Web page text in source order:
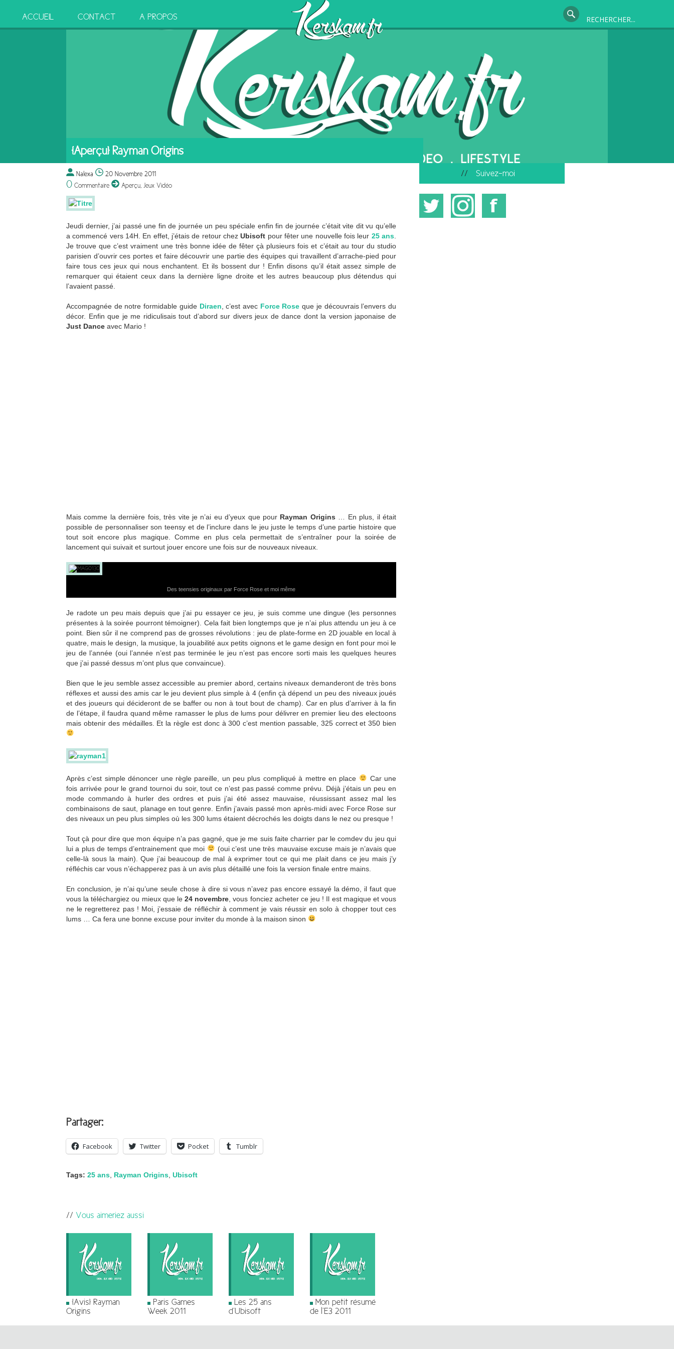
ACCUEIL CONTACT A PROPOS
[Aperçu] Rayman Origins
Nalexa 20 Novembre 2011
0 Commentaire Aperçu Jeux Vidéo
Jeudi dernier, j’ai passé une fin de journée un peu spéciale enfin fin de journée c’était vite dit vu qu’elle
a commencé vers 14H. En effet, j’étais de retour chezUbisoft pour fêter une nouvelle fois leur 25 ans
Je trouve que c’est vraiment une très bonne idée de fêter çà plusieurs fois et c’était au tour du studio
parisien d’ouvrir ces portes et faire découvrir une partie des équipes qui travaillent d’arrache-pied pour
faire tous ces jeux qui nous enchantent. Et ils bossent dur ! Enfin disons qu’il était assez simple de
remarquer qui étaient ceux dans la dernière ligne droite et les autres beaucoup plus détendus qui
l’avaient passé.
Accompagnée de notre formidable guide Diraen , c’est avec Force Rose que je découvrais l’envers du
décor. Enfin que je me ridiculisais tout d’abord sur divers jeux de dance dont la version japonaise de
Just Dance avec Mario !
Mais comme la dernière fois, très vite je n’ai eu d’yeux que pour Rayman Origins … En plus, il était
possible de personnaliser son teensy et de l’inclure dans le jeu juste le temps d’une partie histoire que
tout soit encore plus magique. Comme en plus cela permettait de s’entraîner pour la soirée de
lancement qui suivait et surtout jouer encore une fois sur de nouveaux niveaux.
Des teensies originaux par Force Rose et moi même
Je radote un peu mais depuis que j’ai pu essayer ce jeu, je suis comme une dingue (les personnes
présentes à la soirée pourront témoigner). Cela fait bien longtemps que je n’ai plus attendu un jeu à ce
point. Bien sûr il ne comprend pas de grosses révolutions : jeu de plate-forme en 2D jouable en local à
quatre, mais le design, la musique, la jouabilité aux petits oignons et le game design en font pour moi le
jeu de l’année (oui l’année n’est pas terminée le jeu n’est pas encore sorti mais les quelques heures
que j’ai passé dessus m’ont plus que convaincue).
Bien que le jeu semble assez accessible au premier abord, certains niveaux demanderont de très bons
réflexes et aussi des amis car le jeu devient plus simple à 4 (enfin çà dépend un peu des niveaux joués
et des joueurs qui décideront de se baffer ou non à tout bout de champ). Car en plus d’arriver à la fin
de l’étape, il faudra quand même ramasser le plus de lums pour délivrer en premier lieu des electoons
mais obtenir des médailles. Et la règle est donc à 300 c’est mention passable, 325 correct et 350 bien
Après c’est simple dénoncer une règle pareille, un peu plus compliqué à mettre en place
Car une
fois arrivée pour le grand tournoi du soir, tout ce n’est pas passé comme prévu. Déjà j’étais un peu en
mode commando à hurler des ordres et puis j’ai été assez mauvaise, réussissant assez mal les
combinaisons de saut, planage en tout genre. Enfin j’avais passé mon après-midi avec Force Rose sur
des niveaux un peu plus simples où les 300 lums étaient décrochés les doigts dans le nez ou presque !
Tout çà pour dire que mon équipe n’a pas gagné, que je me suis faite charrier par le comdev du jeu qui
lui a plus de temps d’entrainement que moi
(oui c’est une très mauvaise excuse mais je n’avais que
celle-là sous la main). Que j’ai beaucoup de mal à exprimer tout ce qui me plait dans ce jeu mais j’y
réfléchis car vous n’échapperez pas à un avis plus détaillé une fois la version finale entre mains.
En conclusion, je n’ai qu’une seule chose à dire si vous n’avez pas encore essayé la démo, il faut que
vous la téléchargiez ou mieux que le24 novembre , vous fonciez acheter ce jeu ! Il est magique et vous
ne le regretterez pas ! Moi, j’essaie de réfléchir à comment je vais réussir en solo à chopper tout ces
lums … Ca fera une bonne excuse pour inviter du monde à la maison sinon
Partager:
Facebook Twitter Pocket Tumblr
Tags: 25 ans Rayman Origins Ubisoft
Vous aimeriez aussi
[Avis] Rayman
Origins
Paris Games
Week 2011
Les 25 ans
d’Ubisoft
Mon petit résumé
de l’E3 2011
Suivez-moi